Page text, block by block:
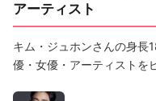
アーティスト
キム・ジュホンさんの身長
優・女優・アーティストを